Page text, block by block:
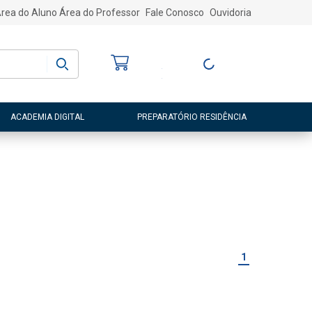
do Aluno Área do Professor Fale Conosco Ouvidoria
Entre ou Cadastre-
ACADEMIA DIGITAL PREPARATÓRIO RESIDÊNCIA
1